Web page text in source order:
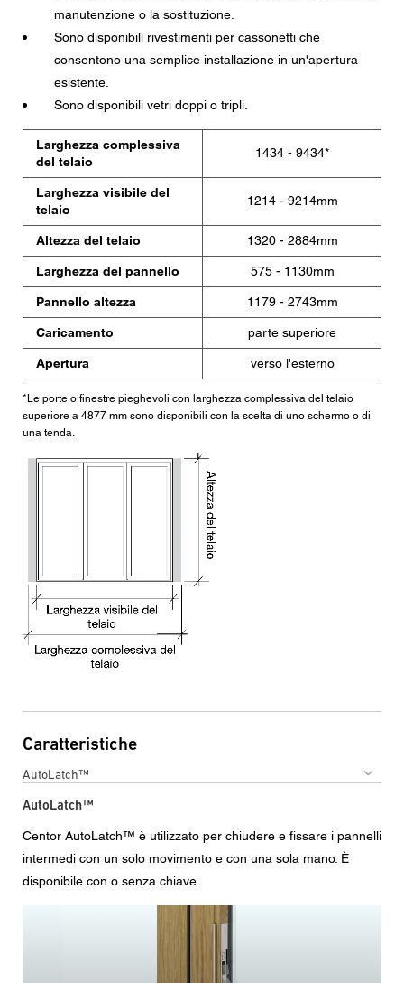
manutenzione o la sostituzione.
Sono disponibili rivestimenti per cassonetti che
consentono una semplice installazione in un'apertura
esistente.
Sono disponibili vetri doppi o tripli.
Larghezza complessiva
del telaio
1434 - 9434*
Larghezza visibile del
telaio
1214 - 9214mm
Altezza del telaio 1320 - 2884mm
Larghezza del pannello 575 - 1130mm
Pannello altezza 1179 - 2743mm
Caricamento parte superiore
Apertura verso l'esterno
*Le porte o finestre pieghevoli con larghezza complessiva del telaio
superiore a 4877 mm sono disponibili con la scelta di uno schermo o di
una tenda.
Caratteristiche
AutoLatch™
AutoLatch™
Centor AutoLatch™ è utilizzato per chiudere e fissare i pannelli
intermedi con un solo movimento e con una sola mano. È
disponibile con o senza chiave.